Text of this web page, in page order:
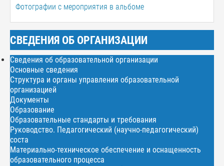
Фотографии с мероприятия в альбоме
СВЕДЕНИЯ ОБ ОРГАНИЗАЦИИ
Сведения об образовательной организации
Основные сведения
Структура и органы управления образовательной
организацией
Документы
Образование
Образовательные стандарты и требования
Руководство. Педагогический (научно-педагогический)
соста
Материально-техническое обеспечение и оснащенность
образовательного процесса